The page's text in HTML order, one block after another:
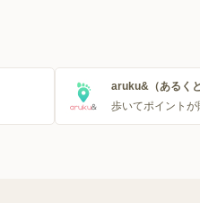
aruku&（あるくと
歩いてポイントが